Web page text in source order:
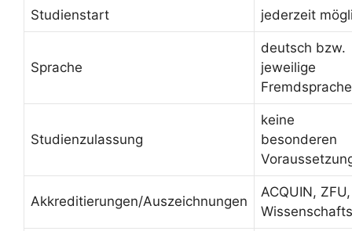
Studienstart jederzeit
Sprache
deutsch bzw.
jeweilige
Fremdsprache
Studienzulassung
keine
besonderen
Akkreditierungen/Auszeichnungen
ACQUIN, ZFU,